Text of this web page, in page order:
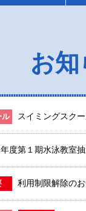
お
ル スイミングスク
度第１期水泳教室
利用制限解除の